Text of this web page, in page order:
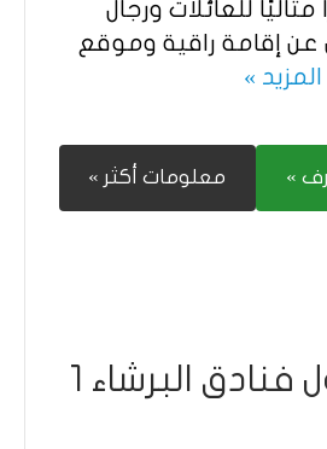
مثاليًا للعائلات ورجال
عن إقامة راقية وموقع
المزيد »
» معلومات أكثر »
الأسئلة حول فنادق البرشاء 1